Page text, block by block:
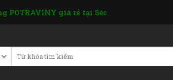
POTRAVINY giá rẻ tại Séc
kiếm: